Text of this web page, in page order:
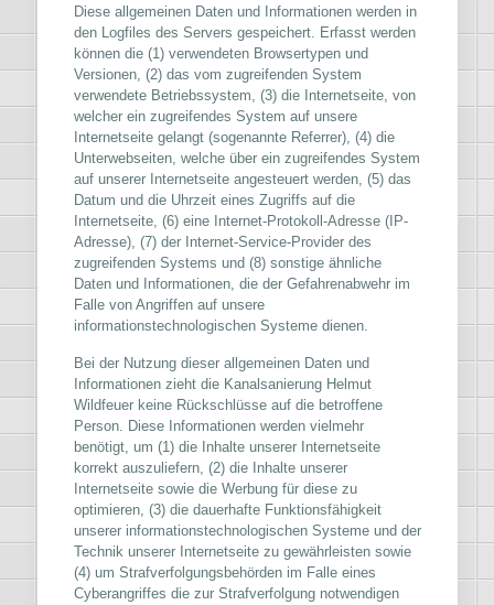
Diese allgemeinen Daten und Informationen werden in
den Logfiles des Servers gespeichert. Erfasst werden
können die (1) verwendeten Browsertypen und
Versionen, (2) das vom zugreifenden System
verwendete Betriebssystem, (3) die Internetseite, von
welcher ein zugreifendes System auf unsere
Internetseite gelangt (sogenannte Referrer), (4) die
Unterwebseiten, welche über ein zugreifendes System
auf unserer Internetseite angesteuert werden, (5) das
Datum und die Uhrzeit eines Zugriffs auf die
Internetseite, (6) eine Internet-Protokoll-Adresse (IP-
Adresse), (7) der Internet-Service-Provider des
zugreifenden Systems und (8) sonstige ähnliche
Daten und Informationen, die der Gefahrenabwehr im
Falle von Angriffen auf unsere
informationstechnologischen Systeme dienen.
Bei der Nutzung dieser allgemeinen Daten und
Informationen zieht die Kanalsanierung Helmut
Wildfeuer keine Rückschlüsse auf die betroffene
Person. Diese Informationen werden vielmehr
benötigt, um (1) die Inhalte unserer Internetseite
korrekt auszuliefern, (2) die Inhalte unserer
Internetseite sowie die Werbung für diese zu
optimieren, (3) die dauerhafte Funktionsfähigkeit
unserer informationstechnologischen Systeme und der
Technik unserer Internetseite zu gewährleisten sowie
(4) um Strafverfolgungsbehörden im Falle eines
Cyberangriffes die zur Strafverfolgung notwendigen